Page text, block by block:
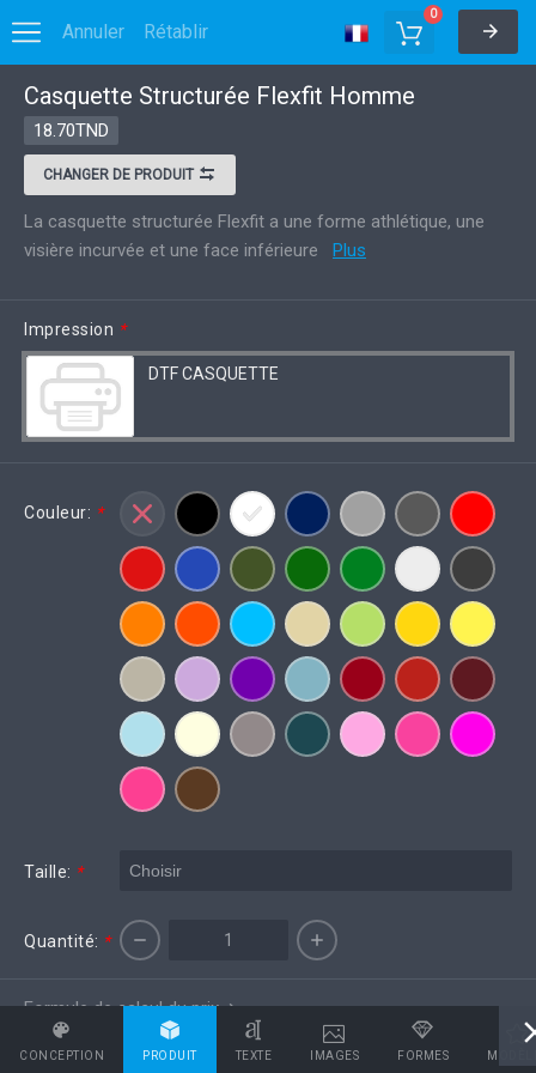
Annuler Rétablir
0
CONCEPTION PRODUIT TEXTE IMAGES FORMES
Casquette Structurée Flexfit Homme
18.70TND
CHANGER DE PRODUIT
La casquette structurée Flexfit a une forme athlétique, une
visière incurvée et une face inférieure
Plus
Impression *
DTF CASQUETTE
Couleur: *
Taille: *
Quantité: *
Formule de calcul du prix
Enregistrer dans MyDesigns